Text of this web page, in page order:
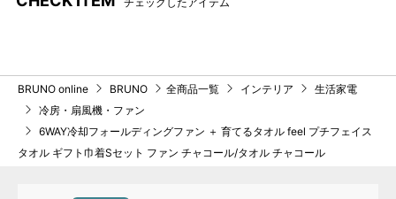
タオル
BRUNO online BRUNO 全商品一覧 インテリア
生活家電
冷房・扇風機・ファン
6WAY冷却フォールディングファン ＋ 育てるタオル feel プチフェイス
タオル ギフト巾着Sセット ファン チャコール/タオル チャコール